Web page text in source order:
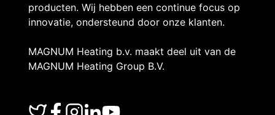
producten. Wij hebben een continue focus op
innovatie, ondersteund door onze klanten.
MAGNUM Heating b.v. maakt deel uit van de
MAGNUM Heating Group B.V.